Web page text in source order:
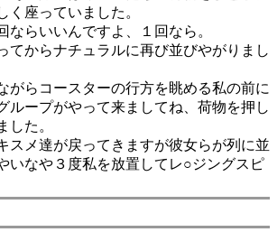
く座っていました。
ならいいんですよ、１回なら。
てからナチュラルに再び並びやがりまし
がらコースターの行方を眺める私の前に
ループがやって来ましてね、荷物を押し
した。
スメ達が戻ってきますが彼女らが列に並
いなや３度私を放置してレ○ジングスピ